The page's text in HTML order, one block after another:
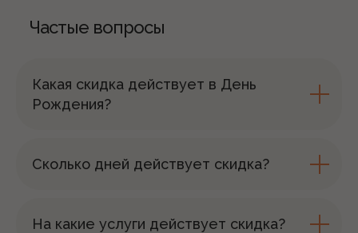
Частые вопросы
Какая скидка действует в День
Рождения?
Сколько дней действует скидка?
На какие услуги действует скидка?